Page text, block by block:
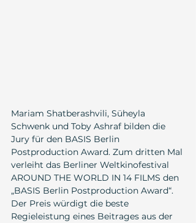
Mariam Shatberashvili, Süheyla
Schwenk und Toby Ashraf bilden die
Jury für den BASIS Berlin
Postproduction Award. Zum dritten Mal
verleiht das Berliner Weltkinofestival
AROUND THE WORLD IN 14 FILMS den
„BASIS Berlin Postproduction Award“.
Der Preis würdigt die beste
Regieleistung eines Beitrages aus der